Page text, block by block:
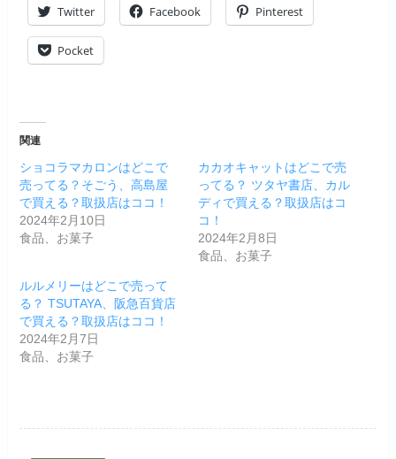
Twitter Facebook Pinterest
Pocket
関連
ショコラマカロンはどこで
売ってる？そごう、高島屋
で買える？取扱店はココ！
2024年2月10日
食品、お菓子
カカオキャットはどこで売
ってる？ ツタヤ書店、カル
ディで買える？取扱店はコ
コ！
2024年2月8日
食品、お菓子
ルルメリーはどこで売って
る？ TSUTAYA、阪急百貨店
で買える？取扱店はココ！
2024年2月7日
食品、お菓子